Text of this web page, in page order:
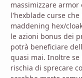
massimizzare
l'hexblade curse
maddening hex/
le azioni bonus dei
potrà beneficiare
quasi mai. Inoltre
rischia di sprecare